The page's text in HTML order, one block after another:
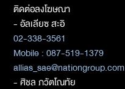
ติดต่อลงโฆษณา
- อัลเลียซ สะอิ
02-338-3561
Mobile : 087-519-1379
allias_sae@nationgroup.com
- ศิชล ภวัตโณทัย